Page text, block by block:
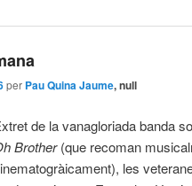
per Pau Quina Jaume, null
de la vanagloriada banda
Brother(que recoman
les